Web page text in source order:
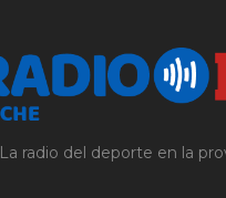
La radio del deporte en la